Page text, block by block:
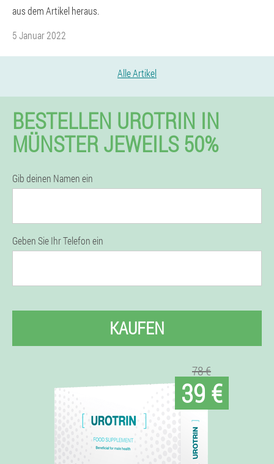
aus dem Artikel heraus.
5 Januar 2022
Alle Artikel
BESTELLEN UROTRIN IN
MÜNSTER JEWEILS 50%
Gib deinen Namen ein
Geben Sie Ihr Telefon ein
KAUFEN
78 €
39 €